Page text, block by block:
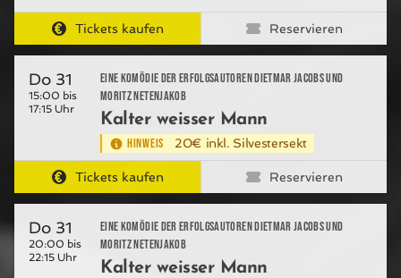
Tickets kaufen Reservieren
Do 31
15:00 bis
17:15 Uhr
Eine Komödie der Erfolgsautoren Dietmar Jacobs und
Moritz Netenjakob
Kalter weisser Mann
HINWEIS 20€ inkl. Silvestersekt
Tickets kaufen Reservieren
Do 31
20:00 bis
22:15 Uhr
Eine Komödie der Erfolgsautoren Dietmar Jacobs und
Moritz Netenjakob
Kalter weisser Mann